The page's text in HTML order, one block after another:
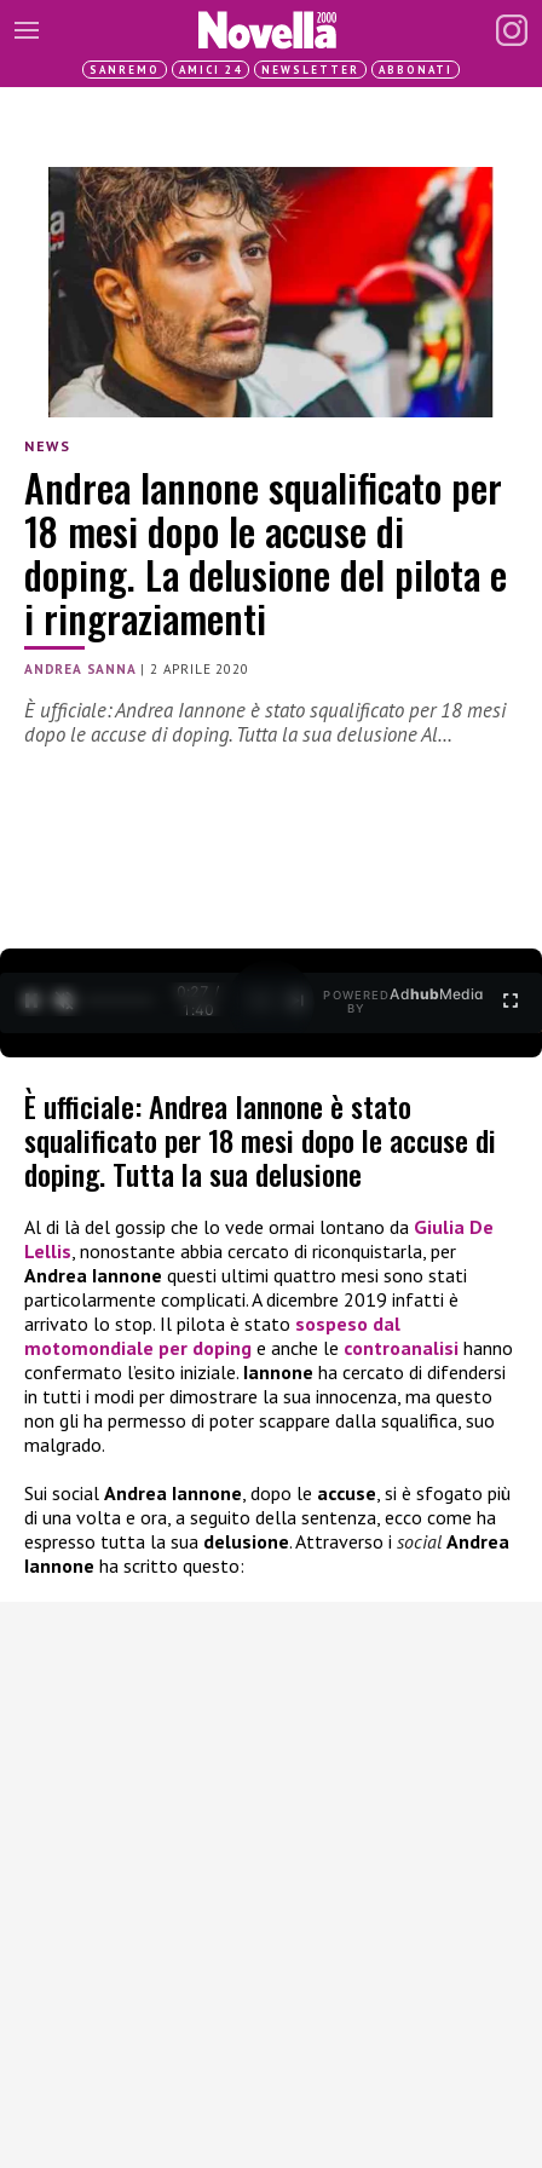
SANREMO AMICI 24 NEWSLETTER ABBONATI
NEWS
Andrea Iannone squalificato per
18 mesi dopo le accuse di
doping. La delusione del pilota e
i ringraziamenti
ANDREA SANNA |2 APRILE 2020
È ufficiale: Andrea Iannone è stato squalificato per 18 mesi
dopo le accuse di doping. Tutta la sua delusione Al…
0:27 /
1:40
POWERED
BY
AdhubMedia
È ufficiale: Andrea Iannone è stato
squalificato per 18 mesi dopo le accuse di
doping. Tutta la sua delusione
Al di là del gossip che lo vede ormai lontano da Giulia De
Lellis, nonostante abbia cercato di riconquistarla, per
Andrea Iannone questi ultimi quattro mesi sono stati
particolarmente complicati. A dicembre 2019 infatti è
arrivato lo stop. Il pilota è stato sospeso dal
motomondiale per doping e anche le controanalisi hanno
confermato l’esito iniziale. Iannone ha cercato di difendersi
in tutti i modi per dimostrare la sua innocenza, ma questo
non gli ha permesso di poter scappare dalla squalifica, suo
malgrado.
Sui social Andrea Iannone, dopo le accuse, si è sfogato più
di una volta e ora, a seguito della sentenza, ecco come ha
espresso tutta la sua delusione. Attraverso i social Andrea
Iannone ha scritto questo: